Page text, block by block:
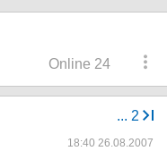
Online 24
... 2
18:40 26.08.2007